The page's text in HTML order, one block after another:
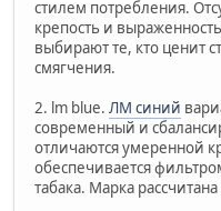
стилем потребления.
крепость и
выбирают те, кто ценит
смягчения.
2. lm blue. ЛМ синий
современный и
отличаются умеренной
обеспечивается
табака. Марка